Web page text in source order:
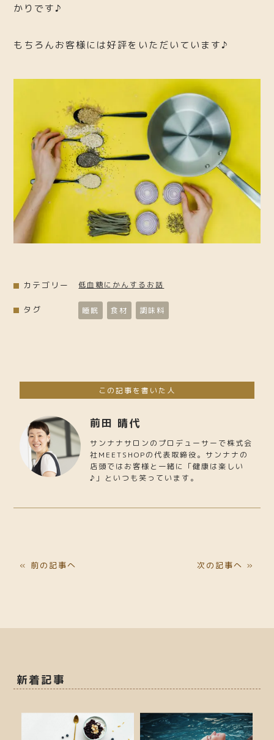
かりです♪
もちろんお客様には好評をいただいています♪
カテゴリー 低血糖にかんするお話
タグ 睡眠 食材 調味料
この記事を書いた人
前田 晴代
サンナナサロンのプロデューサーで株式会
社MEETSHOPの代表取締役。サンナナの
店頭ではお客様と一緒に「健康は楽しい
♪」といつも笑っています。
« 前の記事へ 次の記事へ »
新着記事